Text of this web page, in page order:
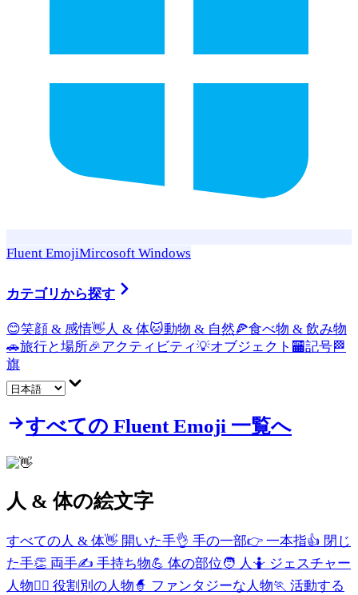
Fluent EmojiMircosoft Windows
カテゴリから探す
😊笑顔 & 感情👋 人 & 体🐱動物 & 自然🍕食べ物 & 飲み物
🚗旅行と場所🎉アクティビティ💡オブジェクト 🏧記号🏁
旗
すべての Fluent Emoji 一覧へ
人 & 体の絵文字
すべての人 & 体👋 開いた手👌 手の一部👉 一本指👍 閉じ
た手👏 両手✍️ 手持ち物💪 体の部位🧑 人 🤷 ジェスチャー
人物🧑‍⚕️ 役割別の人物🧙 ファンタジーな人物🏃 活動する